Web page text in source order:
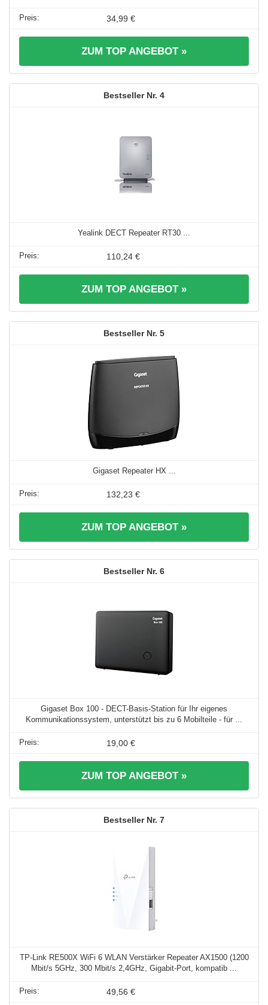
34,99 €
ZUM TOP ANGEBOT »
4
Yealink DECT Repeater RT30 ...
110,24 €
ZUM TOP ANGEBOT »
5
Gigaset Repeater HX ...
132,23 €
ZUM TOP ANGEBOT »
6
Gigaset Box 100 - DECT-Basis-Station für Ihr eigenes
Kommunikationssystem, unterstützt bis zu 6 Mobilteile - für ...
19,00 €
ZUM TOP ANGEBOT »
7
TP-Link RE500X WiFi 6 WLAN Verstärker Repeater AX1500 (1200
Mbit/s 5GHz, 300 Mbit/s 2,4GHz, Gigabit-Port, kompatib ...
49,56 €